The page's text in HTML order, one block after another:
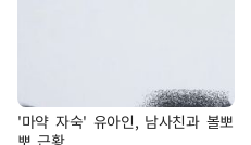
'마약 자숙' 유아인, 남사친과 볼뽀
뽀 근황